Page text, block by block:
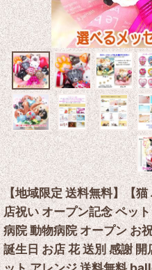
【地域限定 送料無料】【
店祝い オープン記念 ペッ
病院 動物病院 オープン お
誕生日 お店 花 送別 感謝